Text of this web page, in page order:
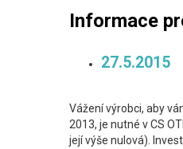
Informace
27.5.2015
Vážení výrobci, aby
2013, je nutné v CS
její výše nulová).